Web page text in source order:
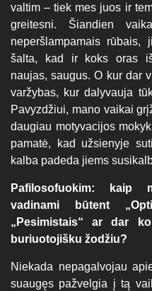
valtim – tiek mes juos ir
greitesni. Šiandien
neperšlampamais
šalta, kad ir koks oras
naujas, saugus. O kur dar
varžybas, kur dalyvauja
Pavyzdžiui, mano vaikai
daugiau motyvacijos
pamatė, kad užsienyje
kalba padeda jiems
Pafilosofuokim: kaip
vadinami būtent
„Pesimistais“ ar dar
buriuotojišku žodžiu?
Niekada nepagalvojau
suaugęs pažvelgia į tą